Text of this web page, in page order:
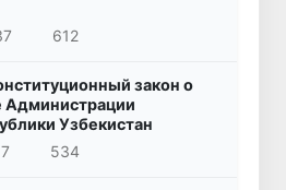
612
закон о
Администрации
Узбекистан
534